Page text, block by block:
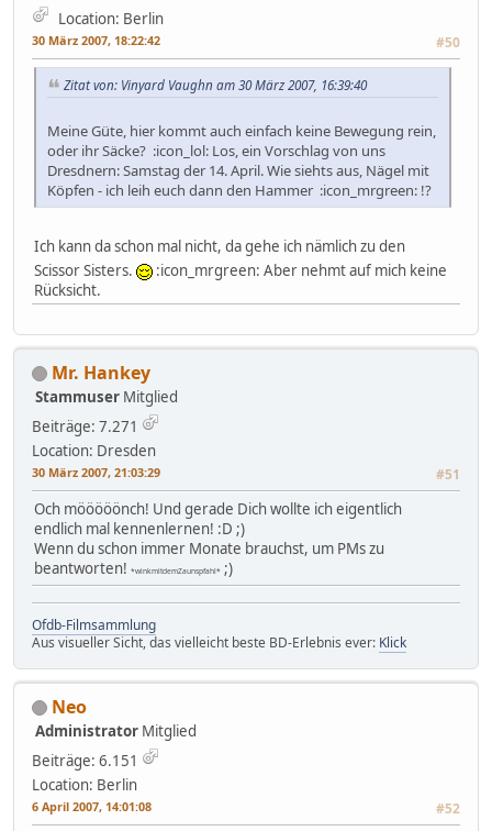
Location: Berlin
30 März 2007, 18:22:42 #50
Zitat von: Vinyard Vaughn am 30 März 2007, 16:39:40
Meine Güte, hier kommt auch einfach keine Bewegung rein,
oder ihr Säcke? :icon_lol: Los, ein Vorschlag von uns
Dresdnern: Samstag der 14. April. Wie siehts aus, Nägel mit
Köpfen - ich leih euch dann den Hammer :icon_mrgreen: !?
Ich kann da schon mal nicht, da gehe ich nämlich zu den
Scissor Sisters.
:icon_mrgreen: Aber nehmt auf mich keine
Rücksicht.
Mr. Hankey
Stammuser Mitglied
Beiträge: 7.271
Location: Dresden
30 März 2007, 21:03:29 #51
Och mööööönch! Und gerade Dich wollte ich eigentlich
endlich mal kennenlernen! :D ;)
Wenn du schon immer Monate brauchst, um PMs zu
beantworten! *winkmitdemZaunspfahl* ;)
Ofdb-Filmsammlung
Aus visueller Sicht, das vielleicht beste BD-Erlebnis ever: Klick
Neo
Administrator Mitglied
Beiträge: 6.151
Location: Berlin
6 April 2007, 14:01:08 #52